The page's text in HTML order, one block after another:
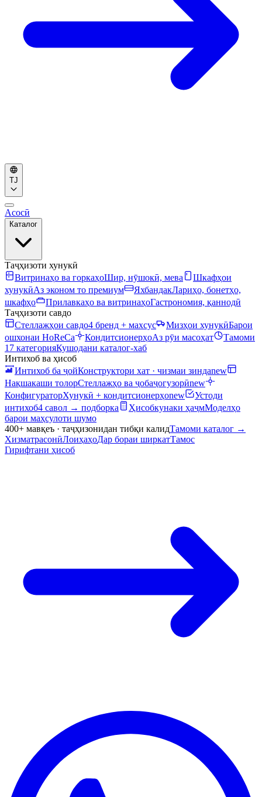
TJ
Асосӣ
Каталог
Таҷҳизоти хунукӣ
Витринаҳо ва горкаҳоШир, нӯшокӣ, мева
Шкафҳои
хунукӣАз эконом то премиум ЯхбандакЛариҳо, бонетҳо,
шкафҳо
Прилавкаҳо ва витринаҳоГастрономия, қаннодӣ
Таҷҳизоти савдо
Стеллажҳои савдо4 бренд + махсус Мизҳои хунукӣБарои
ошхонаи HoReCa
КондитсионерҳоАз рӯи масоҳат
Тамоми
17 категорияКушодани каталог-хаб
Интихоб ва ҳисоб
Интихоб ба ҷойКонструктори хат · чизмаи зиндаnew
Нақшакаши толорСтеллажҳо ва ҷобаҷогузорӣnew
КонфигураторХунукӣ + кондитсионерҳоnew
Устоди
интихоб4 савол → подборка Ҳисобкунаки ҳаҷмМоделҳо
барои маҳсулоти шумо
400+ мавқеъ · таҷҳизонидан тибқи калидТамоми каталог →
ХизматрасонӣЛоиҳаҳоДар бораи ширкатТамос
Гирифтани ҳисоб